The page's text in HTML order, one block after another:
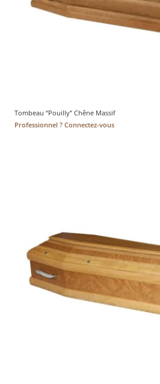
Tombeau “Pouilly” Chêne Massif
Professionnel ? Connectez-vous